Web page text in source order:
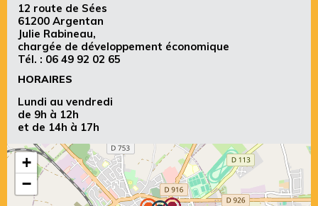
12 route de Sées
61200 Argentan
Julie Rabineau,
chargée de développement économique
Tél. : 06 49 92 02 65
HORAIRES
Lundi au vendredi
de 9h à 12h
et de 14h à 17h
+
−